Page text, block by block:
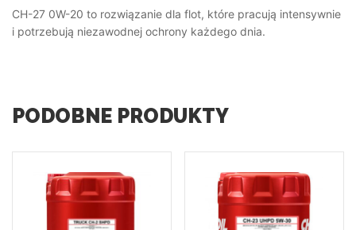
CH-27 0W-20 to rozwiązanie dla flot, które pracują intensywnie
i potrzebują niezawodnej ochrony każdego dnia.
PODOBNE PRODUKTY